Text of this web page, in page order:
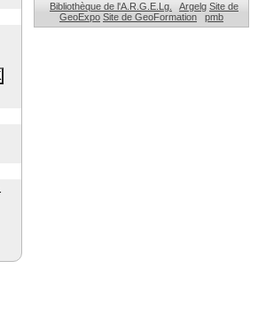
Bibliothèque de l'A.R.G.E.Lg. Argelg Site de
GeoExpo Site de GeoFormation pmb